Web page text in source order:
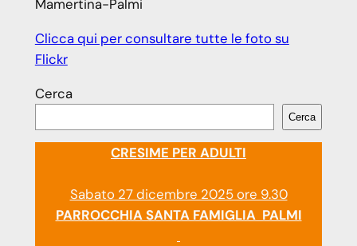
Mamertina-Palmi
Clicca qui per consultare tutte le foto su
Flickr
Cerca
Cerca
CRESIME PER ADULTI
Sabato 27 dicembre 2025 ore 9.30
PARROCCHIA SANTA FAMIGLIA PALMI